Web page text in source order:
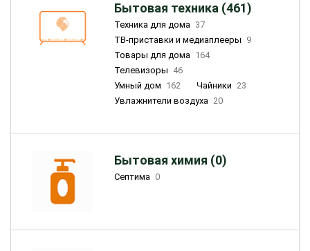
Бытовая техника (461)
Техника для дома 37
ТВ-приставки и медиаплееры 9
Товары для дома 164
Телевизоры 46
Умный дом 162 Чайники 23
Увлажнители воздуха 20
Бытовая химия (0)
Септима 0